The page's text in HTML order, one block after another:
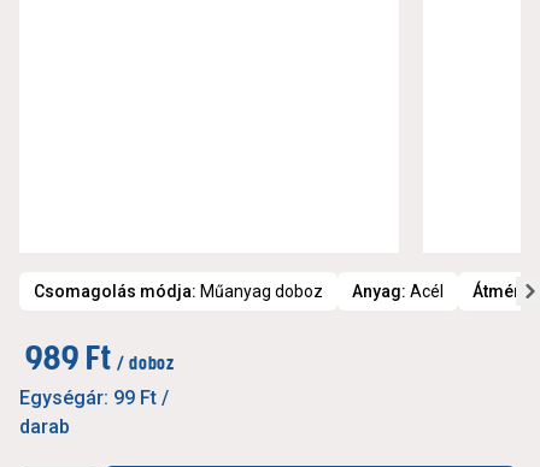
Csomagolás módja: Műanyag doboz Anyag: Acél Átmérő:
989 Ft / doboz
Egységár: 99 Ft /
darab